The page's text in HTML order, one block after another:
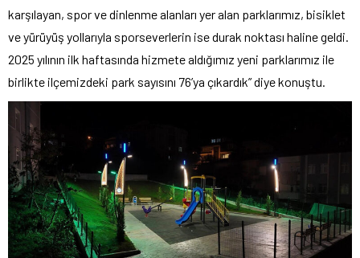
karşılayan, spor ve dinlenme alanları yer alan parklarımız, bisiklet
ve yürüyüş yollarıyla sporseverlerin ise durak noktası haline geldi.
2025 yılının ilk haftasında hizmete aldığımız yeni parklarımız ile
birlikte ilçemizdeki park sayısını 76’ya çıkardık” diye konuştu.